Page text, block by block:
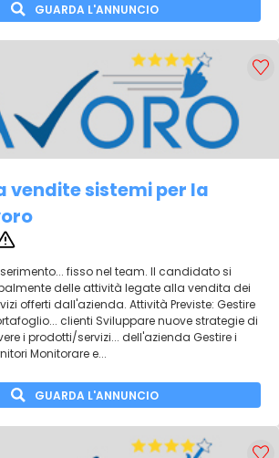
GUARDA L'ANNUNCIO
vendite sistemi per la
fisso nel team. Il candidato si
delle attività legate alla vendita dei
offerti dall'azienda. Attività Previste: Gestire
clienti Sviluppare nuove strategie di
i prodotti/servizi... dell'azienda Gestire i
Monitorare e...
GUARDA L'ANNUNCIO